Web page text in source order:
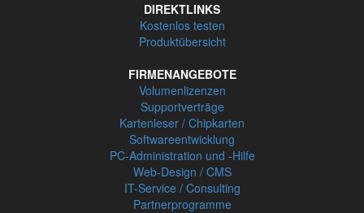
DIREKTLINKS
Kostenlos testen
Produktübersicht
FIRMENANGEBOTE
Volumenlizenzen
Supportverträge
Kartenleser / Chipkarten
Softwareentwicklung
PC-Administration und -Hilfe
Web-Design / CMS
IT-Service / Consulting
Partnerprogramme